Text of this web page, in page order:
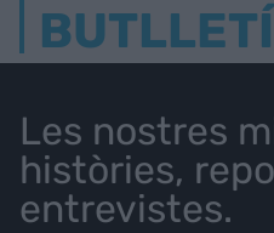
BUTLLETÍ
Les nostres
històries,
entrevistes.